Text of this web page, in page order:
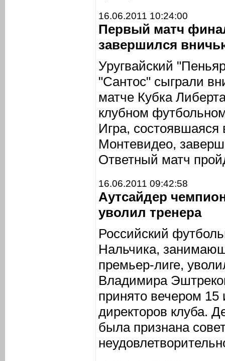
16.06.2011 10:24:00
Первый матч
завершился
Уругвайский
"Сантос" сыграли
матче Кубка
клубном
Игра,
Монтевидео,
Ответный матч
16.06.2011 09:42:58
Аутсайдер
уволил тренера
Российский
Нальчика,
премьер-лиге,
Владимира
принято вечером 15
директоров клуба.
была признана